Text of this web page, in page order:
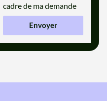
cadre de ma demande
Envoyer